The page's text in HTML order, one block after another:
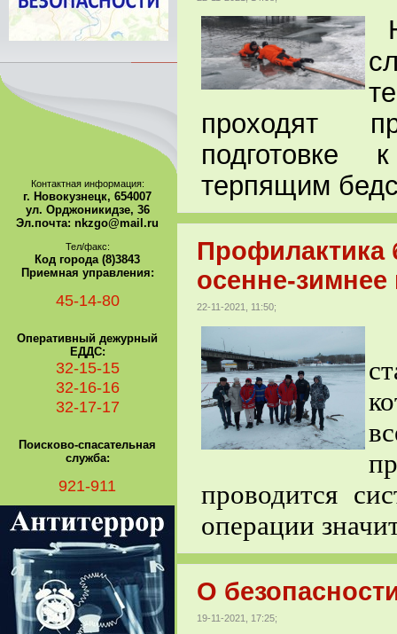
проходят
терпящим
Профилактика
осенне-
22-11-2021, 11:50;
проводится
операции
О
19-11-2021, 17:25;
Контактная информация:
г. Новокузнецк, 654007
ул. Орджоникидзе, 36
Эл.почта: nkzgo@mail.ru
Тел/факс:
Код города (8)3843
Приемная управления:
45-14-80
Оперативный дежурный
ЕДДС:
32-15-15
32-16-16
32-17-17
Поисково-спасательная
служба:
921-911